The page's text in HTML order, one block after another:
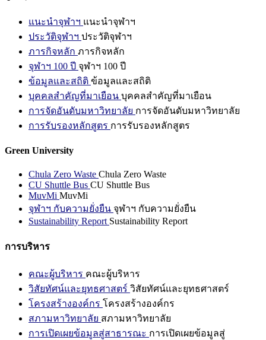
แนะนำจุฬาฯ แนะนำจุฬาฯ
ประวัติจุฬาฯ ประวัติจุฬาฯ
ภารกิจหลัก ภารกิจหลัก
จุฬาฯ 100 ปี จุฬาฯ 100 ปี
ข้อมูลและสถิติ ข้อมูลและสถิติ
บุคคลสำคัญที่มาเยือน บุคคลสำคัญที่มาเยือน
การจัดอันดับมหาวิทยาลัย การจัดอันดับมหาวิทยาลัย
การรับรองหลักสูตร การรับรองหลักสูตร
Green University
Chula Zero Waste Chula Zero Waste
CU Shuttle Bus CU Shuttle Bus
MuvMi MuvMi
จุฬาฯ กับความยั่งยืน จุฬาฯ กับความยั่งยืน
Sustainability Report Sustainability Report
การบริหาร
คณะผู้บริหาร คณะผู้บริหาร
วิสัยทัศน์และยุทธศาสตร์ วิสัยทัศน์และยุทธศาสตร์
โครงสร้างองค์กร โครงสร้างองค์กร
สภามหาวิทยาลัย สภามหาวิทยาลัย
การเปิดเผยข้อมูลสู่สาธารณะ การเปิดเผยข้อมูลสู่